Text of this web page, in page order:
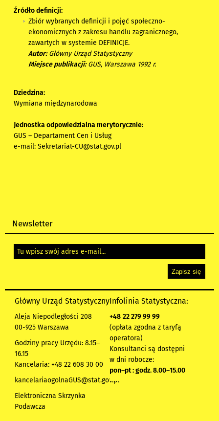
Źródło definicji:
Zbiór wybranych definicji i pojęć społeczno-
ekonomicznych z zakresu handlu zagranicznego,
zawartych w systemie DEFINICJE.
Autor:Główny Urząd Statystyczny
Miejsce publikacji:GUS, Warszawa 1992 r.
Dziedzina:
Wymiana międzynarodowa
Jednostka odpowiedzialna merytorycznie:
GUS – Departament Cen i Usług
e-mail:Sekretariat-CU@stat.gov.pl
Newsletter
Główny Urząd Statystyczny
Aleja Niepodległości 208
00-925 Warszawa
Godziny pracy Urzędu: 8.15–
16.15
Kancelaria: +48 22 608 30 00
kancelariaogolnaGUS@stat.gov.pl
Elektroniczna Skrzynka
Podawcza
Infolinia Statystyczna:
+48 22 279 99 99
(opłata zgodna z taryfą
operatora)
Konsultanci są dostępni
w dni robocze:
pon–pt : godz. 8.00–15.00